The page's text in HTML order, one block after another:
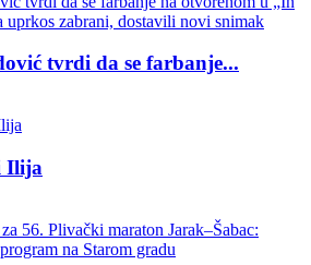
tvrdi da se farbanje...
Ilija